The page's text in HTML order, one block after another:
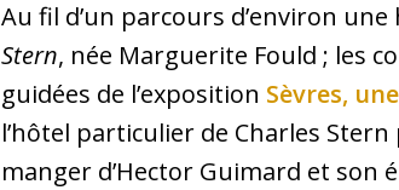
Au fil d’un parcours d’environ
Stern, née Marguerite Fould ; les
guidées de l’exposition Sèvres,
l’hôtel particulier de Charles
manger d’Hector Guimard et son